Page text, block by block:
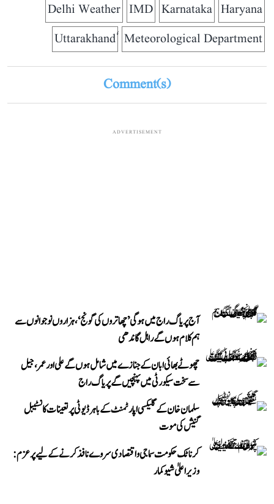
Haryana
Karnataka
IMD
Delhi Weather
Meteorological Department
Comment(s)
ADVERTISEMENT
آج پریاگ راج میں ہوگی ’چھاتروں کی گونج‘، ہزاروں نوجوانوں سے
ہم کلام ہوں گے راہل گاندھی
چھوٹے بھائی ابان کے جنازے میں شامل ہوں گے علی اور عمر، جیل
سے سخت سیکورٹی میں پہنچیں گے پریاگ راج
سلمان خان کے گلیکسی اپارٹمنٹ کے باہر ڈیوٹی پر تعینات کانسٹیبل
گنیش کی موت
کرناٹک حکومت سماجی و اقتصادی سروے نافذ کرنے کے لیے پرعزم:
وزیر اعلیٰ شیوکمار